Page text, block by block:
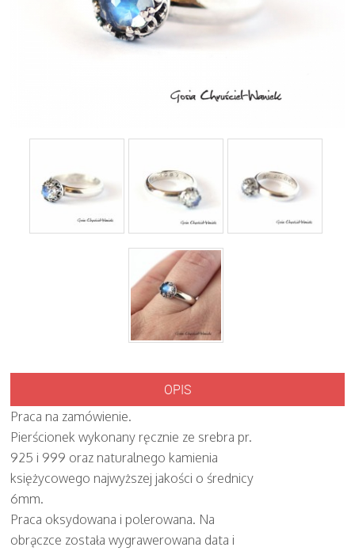
OPIS
Praca na zamówienie.
Pierścionek wykonany ręcznie ze srebra pr.
925 i 999 oraz naturalnego kamienia
księżycowego najwyższej jakości o średnicy
6mm.
Praca oksydowana i polerowana. Na
obrączce została wygrawerowana data i